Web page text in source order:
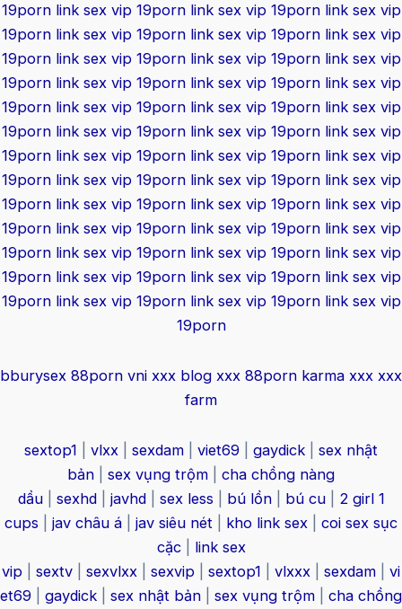
19porn link sex vip 19porn link sex vip 19porn link sex vip
19porn link sex vip 19porn link sex vip 19porn link sex vip
19porn link sex vip 19porn link sex vip 19porn link sex vip
19porn link sex vip 19porn link sex vip 19porn link sex vip
19porn link sex vip 19porn link sex vip 19porn link sex vip
19porn link sex vip 19porn link sex vip 19porn link sex vip
19porn link sex vip 19porn link sex vip 19porn link sex vip
19porn link sex vip 19porn link sex vip 19porn link sex vip
19porn link sex vip 19porn link sex vip 19porn link sex vip
19porn link sex vip 19porn link sex vip 19porn link sex vip
19pornlink sex vip 19porn link sex vip 19porn link sex vip
19porn link sex vip 19porn link sex vip 19porn link sex vip
19porn link sex vip 19porn link sex vip 19porn link sex vip
19porn
bburysex 88porn vni xxx blog xxx 88porn karma xxx xxx
farm
sextop1 vlxx sexdam viet69 gaydick
sex nhật
bản
sex vụng trộm
cha chồng nàng
dầu| sexhd| javhd| sex less bú lồn| bú cu| 2 girl 1
cups
jav châu á jav siêu nét kho link sex
coi sex sục
cặc| link sex
vip
sextv sexvlxx sexvip sextop1 vlxxx sexdam
vi
et69
gaydick sex nhật bản sex vụng trộm
cha chồng